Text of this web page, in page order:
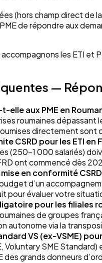
(hors champ direct de
de répondre aux
les ETI et
—
elle aux PME en
roumaines dépassant
directement sont
CSRD pour les ETI en
(250–1 000 salariés)
ont commencé dès
en conformité
budget d’un
pour évaluer votre
pour les filiales
de groupes
autonome via la
VS (ex-VSME)
Voluntary SME
des grands donneurs